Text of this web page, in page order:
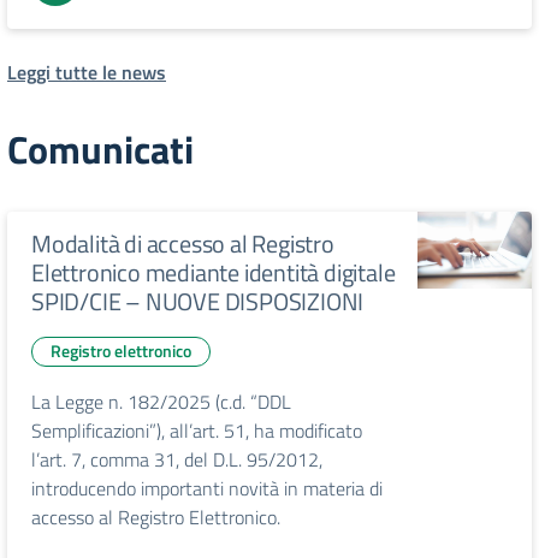
Leggi tutte le news
Comunicati
Modalità di accesso al Registro
Elettronico mediante identità digitale
SPID/CIE – NUOVE DISPOSIZIONI
Registro elettronico
La Legge n. 182/2025 (c.d. “DDL
Semplificazioni”), all’art. 51, ha modificato
l’art. 7, comma 31, del D.L. 95/2012,
introducendo importanti novità in materia di
accesso al Registro Elettronico.